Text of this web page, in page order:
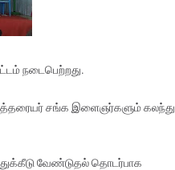
நடைபெற்றது.
சங்க இளைஞர்களும் கலந்து
வேண்டுதல் தொடர்பாக